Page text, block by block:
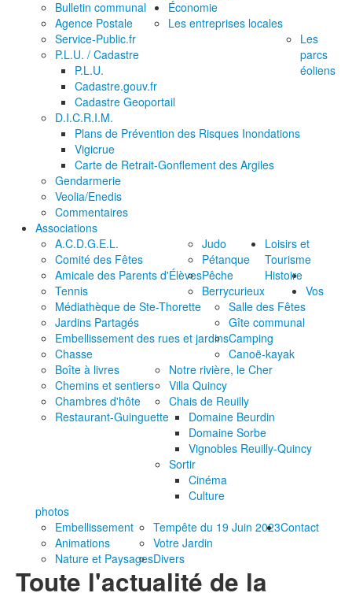
Bulletin communal
Agence Postale
Service-Public.fr
P.L.U. / Cadastre
P.L.U.
Cadastre.gouv.fr
Cadastre Geoportail
D.I.C.R.I.M.
Plans de Prévention des Risques Inondations
Vigicrue
Carte de Retrait-Gonflement des Argiles
Gendarmerie
Économie
Les entreprises locales
Les
parcs
éoliens
Veolia/Enedis
Commentaires
Associations
A.C.D.G.E.L.
Comité des Fêtes
Amicale des Parents d'Élèves
Tennis
Judo
Pétanque
Pêche
Berrycurieux
Médiathèque de Ste-Thorette
Jardins Partagés
Embellissement des rues et jardins
Chasse
Loisirs et
Tourisme
Salle des Fêtes
Gîte communal
Camping
Canoë-kayak
Boîte à livres
Chemins et sentiers
Chambres d'hôte
Restaurant-Guinguette
Notre rivière, le Cher
Villa Quincy
Chais de Reuilly
Domaine Beurdin
Domaine Sorbe
Vignobles Reuilly-Quincy
Sortir
Cinéma
Culture
Histoire
Vos
photos
Embellissement
Animations
Nature et Paysages
Tempête du 19 Juin 2023
Votre Jardin
Divers
Contact
Toute l'actualité de la